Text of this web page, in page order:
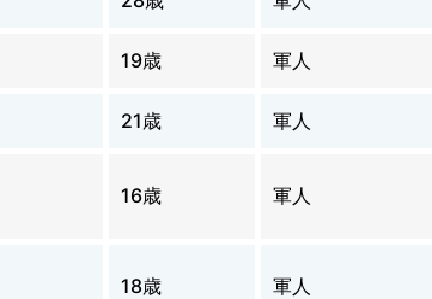
19歳 軍人
21歳 軍人
16歳 軍人
18歳 軍人